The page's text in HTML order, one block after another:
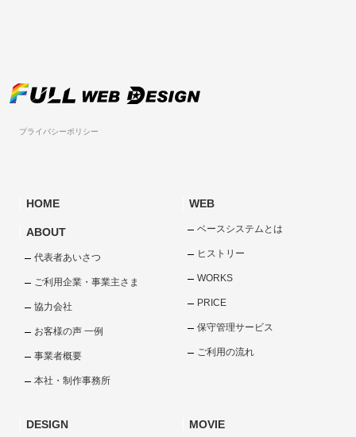
プライバシーポリシー
HOME
ABOUT
代表者あいさつ
ご利用企業・事業主さま
協力会社
お客様の声 一例
事業者概要
本社・制作事務所
WEB
ベースシステムとは
ヒストリー
WORKS
PRICE
保守管理サービス
ご利用の流れ
DESIGN MOVIE